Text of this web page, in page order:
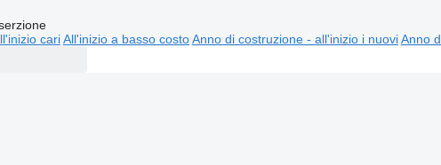
cari All'inizio a basso costo Anno di costruzione - all'inizio i nuovi Anno